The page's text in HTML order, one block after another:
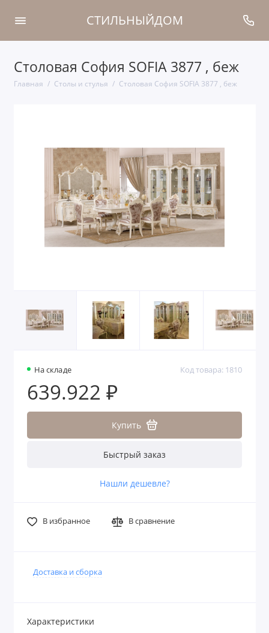
СТИЛЬНЫЙДОМ
Столовая София SOFIA 3877 , беж
Главная Столы и стулья Столовая София SOFIA 3877 , беж
На складе Код товара: 1810
639.922 ₽
Купить
Быстрый заказ
Нашли дешевле?
В избранное В сравнение
Доставка и сборка
Характеристики